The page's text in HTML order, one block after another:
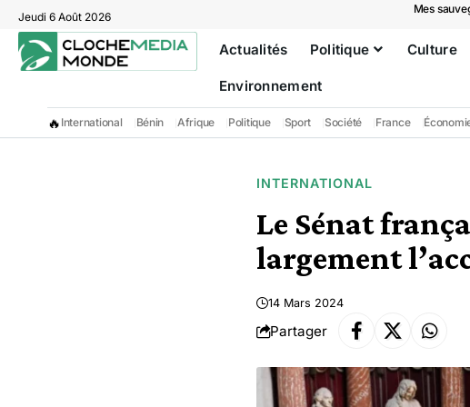
Jeudi 6 Août 2026
Mes
Actualités Politique Culture
Environnement
🔥 International Bénin Afrique Politique Sport Société France
INTERNATIONAL
Le Sénat
largement
14 Mars 2024
Partager